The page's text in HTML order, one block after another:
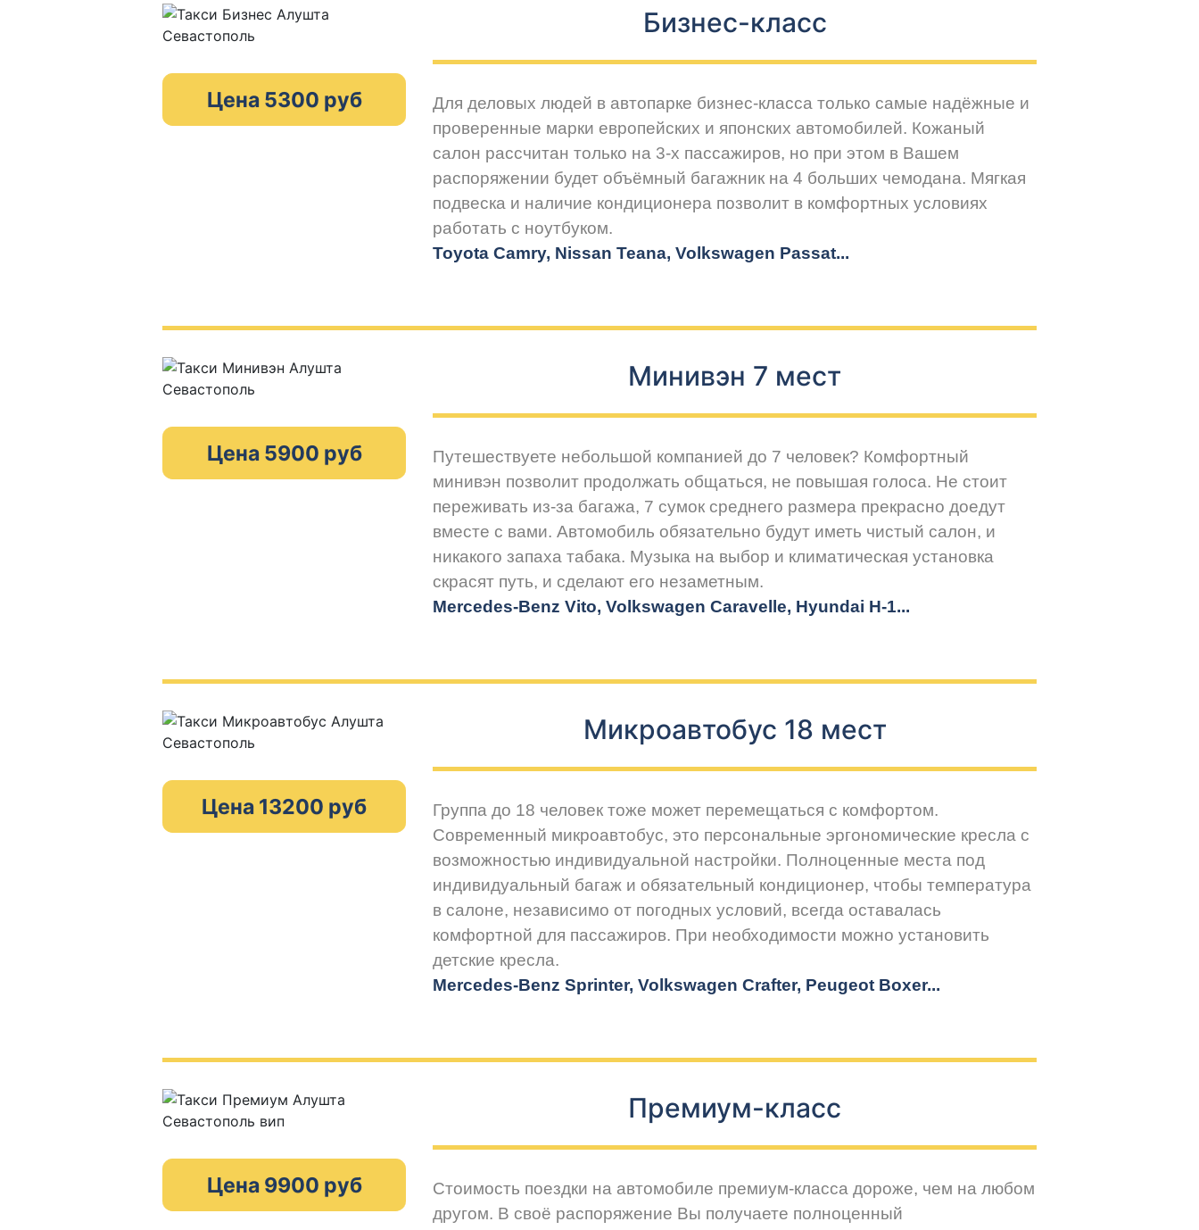
Цена 5300 руб
Бизнес-класс
Для деловых людей в автопарке бизнес-класса только самые надёжные и
проверенные марки европейских и японских автомобилей. Кожаный
салон рассчитан только на 3-х пассажиров, но при этом в Вашем
распоряжении будет объёмный багажник на 4 больших чемодана. Мягкая
подвеска и наличие кондиционера позволит в комфортных условиях
работать с ноутбуком.
Toyota Camry, Nissan Teana, Volkswagen Passat...
Цена 5900 руб
Минивэн 7 мест
Путешествуете небольшой компанией до 7 человек? Комфортный
минивэн позволит продолжать общаться, не повышая голоса. Не стоит
переживать из-за багажа, 7 сумок среднего размера прекрасно доедут
вместе с вами. Автомобиль обязательно будут иметь чистый салон, и
никакого запаха табака. Музыка на выбор и климатическая установка
скрасят путь, и сделают его незаметным.
Mercedes-Benz Vito, Volkswagen Caravelle, Hyundai H-1...
Цена 13200 руб
Микроавтобус 18 мест
Группа до 18 человек тоже может перемещаться с комфортом.
Современный микроавтобус, это персональные эргономические кресла с
возможностью индивидуальной настройки. Полноценные места под
индивидуальный багаж и обязательный кондиционер, чтобы температура
в салоне, независимо от погодных условий, всегда оставалась
комфортной для пассажиров. При необходимости можно установить
детские кресла.
Mercedes-Benz Sprinter, Volkswagen Crafter, Peugeot Boxer...
Цена 9900 руб
Премиум-класс
Стоимость поездки на автомобиле премиум-класса дороже, чем на любом
другом. В своё распоряжение Вы получаете полноценный